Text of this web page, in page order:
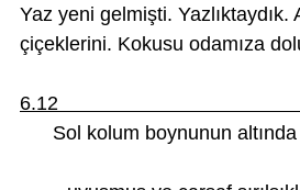
Yaz yeni gelmişti.
çiçeklerini. Kokusu odamıza
6.12
Sol kolum boynunun